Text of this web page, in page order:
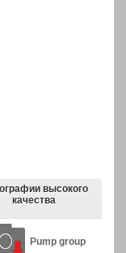
высокого
качества
Pump group